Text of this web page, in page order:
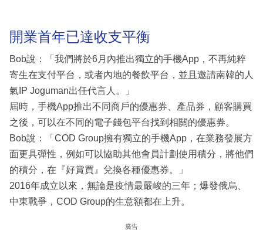
開業首年已達收支平衡
Bob說：「我們將於6月內推出獨立的手機App，不再純粹
寄生在支付平台，或者內地的餐飲平台，並且邀請南韓的人
氣IP Joguman出任代言人。」
屆時，手機App推出不同商戶的優惠券、產品券，顧客購買
之後，可以在不同的電子錢包平台找到相關的優惠券。
Bob說：「COD Group擁有獨立的手機App，在業務發展方
面更具彈性，例如可以協助其他會員計劃使用積分，將他們
的積分，在『好賞買』兌換各種優惠券。」
2016年成立以來，無論是疫情最嚴峻的三年；爆發俄烏、
中東戰爭，COD Group的生意額都在上升。
廣告